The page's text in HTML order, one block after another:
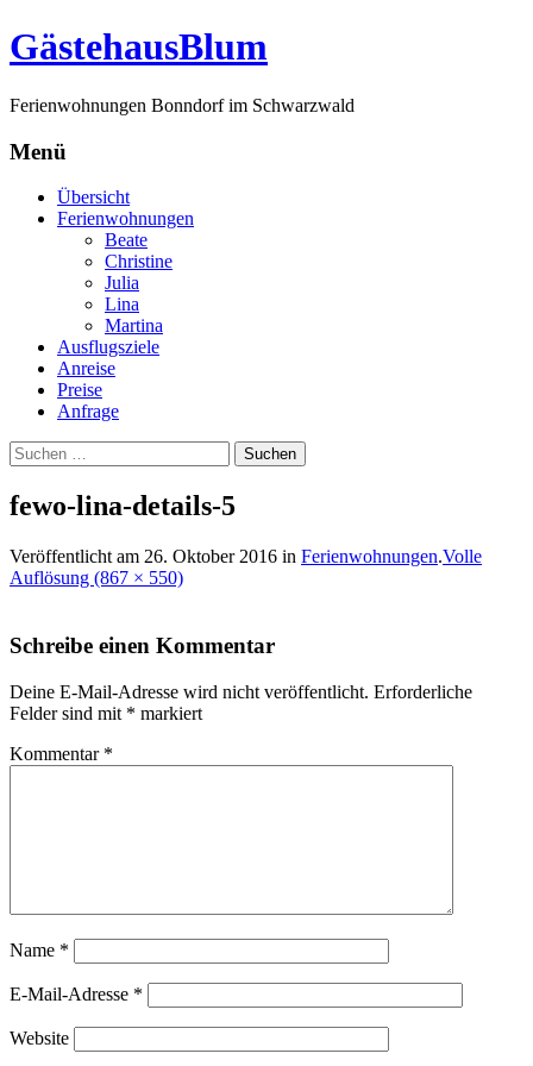
GästehausBlum
Ferienwohnungen Bonndorf im Schwarzwald
Menü
Zum
Inhalt
Übersicht
Ferienwohnungen
Beate
Christine
Julia
Lina
Martina
Ausflugsziele
Anreise
Preise
Anfrage
Suchen
nach:
fewo-lina-details-5
Veröffentlicht am 26. Oktober 2016 in Ferienwohnungen.Volle
Auflösung (867 × 550)
Schreibe einen Kommentar
Deine E-Mail-Adresse wird nicht veröffentlicht. Erforderliche
Felder sind mit * markiert
Kommentar *
Name *
E-Mail-Adresse *
Website